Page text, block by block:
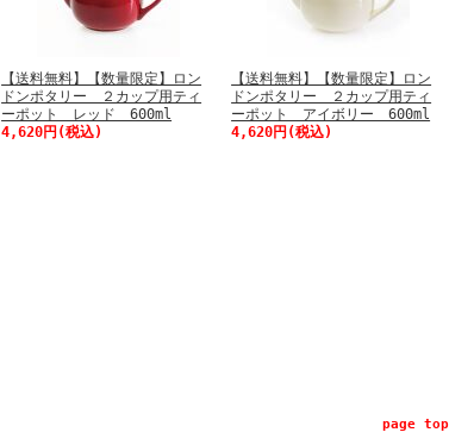
【送料無料】【数量限定】ロン
ドンポタリー ２カップ用ティ
ーポット レッド 600ml
4,620円(税込)
【送料無料】【数量限定】ロン
ドンポタリー ２カップ用ティ
ーポット アイボリー 600ml
4,620円(税込)
page top